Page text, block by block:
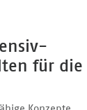
für die